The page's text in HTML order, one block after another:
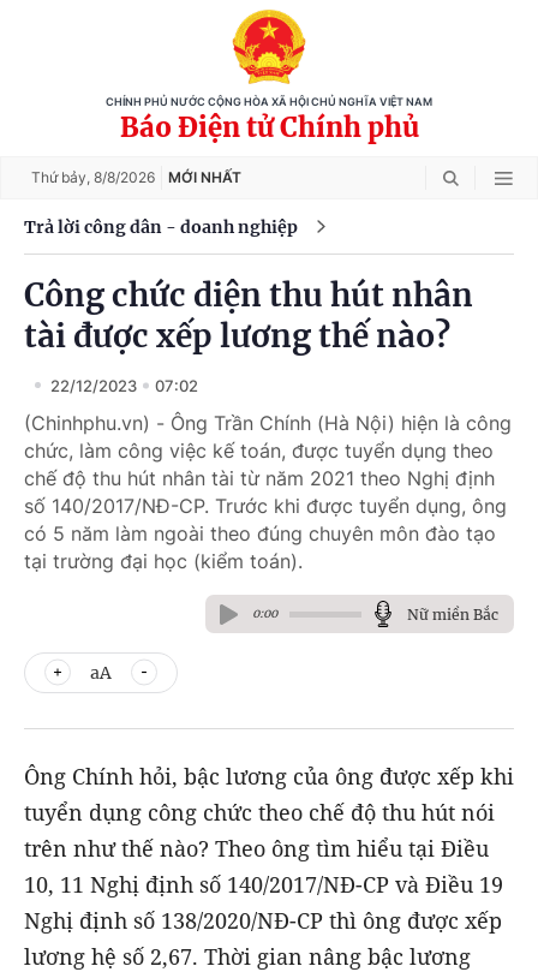
CHÍNH PHỦ NƯỚC CỘNG HÒA XÃ HỘI CHỦ NGHĨA VIỆT NAM
Báo Điện tử Chính phủ
Thứ bảy, 8/8/2026 MỚI NHẤT
Trả lời công dân - doanh nghiệp
Công chức diện thu hút nhân
tài được xếp lương thế nào?
22/12/2023 07:02
(Chinhphu.vn) - Ông Trần Chính (Hà Nội) hiện là công
chức, làm công việc kế toán, được tuyển dụng theo
chế độ thu hút nhân tài từ năm 2021 theo Nghị định
số 140/2017/NĐ-CP. Trước khi được tuyển dụng, ông
có 5 năm làm ngoài theo đúng chuyên môn đào tạo
tại trường đại học (kiểm toán).
0:00 Nữ miền Bắc
aA
Ông Chính hỏi, bậc lương của ông được xếp khi
tuyển dụng công chức theo chế độ thu hút nói
trên như thế nào? Theo ông tìm hiểu tại Điều
10, 11 Nghị định số 140/2017/NĐ-CP và Điều 19
Nghị định số 138/2020/NĐ-CP thì ông được xếp
lương hệ số 2,67. Thời gian nâng bậc lương